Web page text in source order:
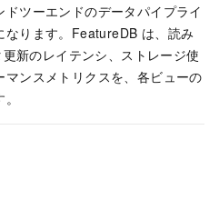
ツーエンドのデータパイプライ
なります。FeatureDB は、読み
新のレイテンシ、ストレージ使
マンスメトリクスを、各ビューの